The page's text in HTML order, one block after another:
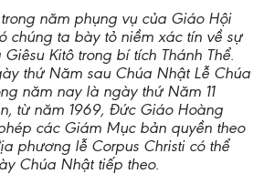
năm phụng vụ của Giáo Hội
chúng ta bày tỏ niềm xác tín về sự
Kitô trong bí tích Thánh Thể.
thứ Năm sau Chúa Nhật Lễ Chúa
năm nay là ngày thứ Năm 11
từ năm 1969, Đức Giáo Hoàng
các Giám Mục bản quyền theo
phương lễ Corpus Christi có thể
Chúa Nhật tiếp theo.